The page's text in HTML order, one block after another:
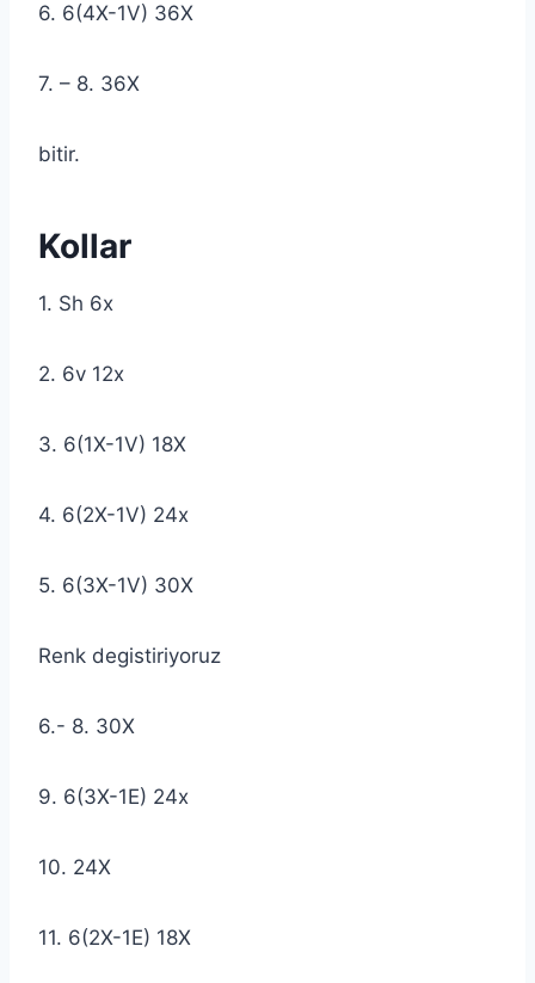
6. 6(4X-1V) 36X
7. – 8. 36X
bitir.
Kollar
1. Sh 6x
2. 6v 12x
3. 6(1X-1V) 18X
4. 6(2X-1V) 24x
5. 6(3X-1V) 30X
Renk degistiriyoruz
6.- 8. 30X
9. 6(3X-1E) 24x
10. 24X
11. 6(2X-1E) 18X